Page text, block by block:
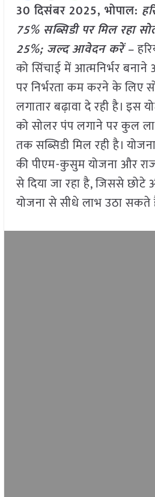
30 दिसंबर 2025, भोपाल:
75% सब्सिडी पर मिल रहा
25%; जल्द आवेदन करें –
को सिंचाई में आत्मनिर्भर
पर निर्भरता कम करने के लिए
लगातार बढ़ावा दे रही है। इस
को सोलर पंप लगाने पर कुल
तक सब्सिडी मिल रही है।
की पीएम-कुसुम योजना और
से दिया जा रहा है, जिससे
योजना से सीधे लाभ उठा सकते